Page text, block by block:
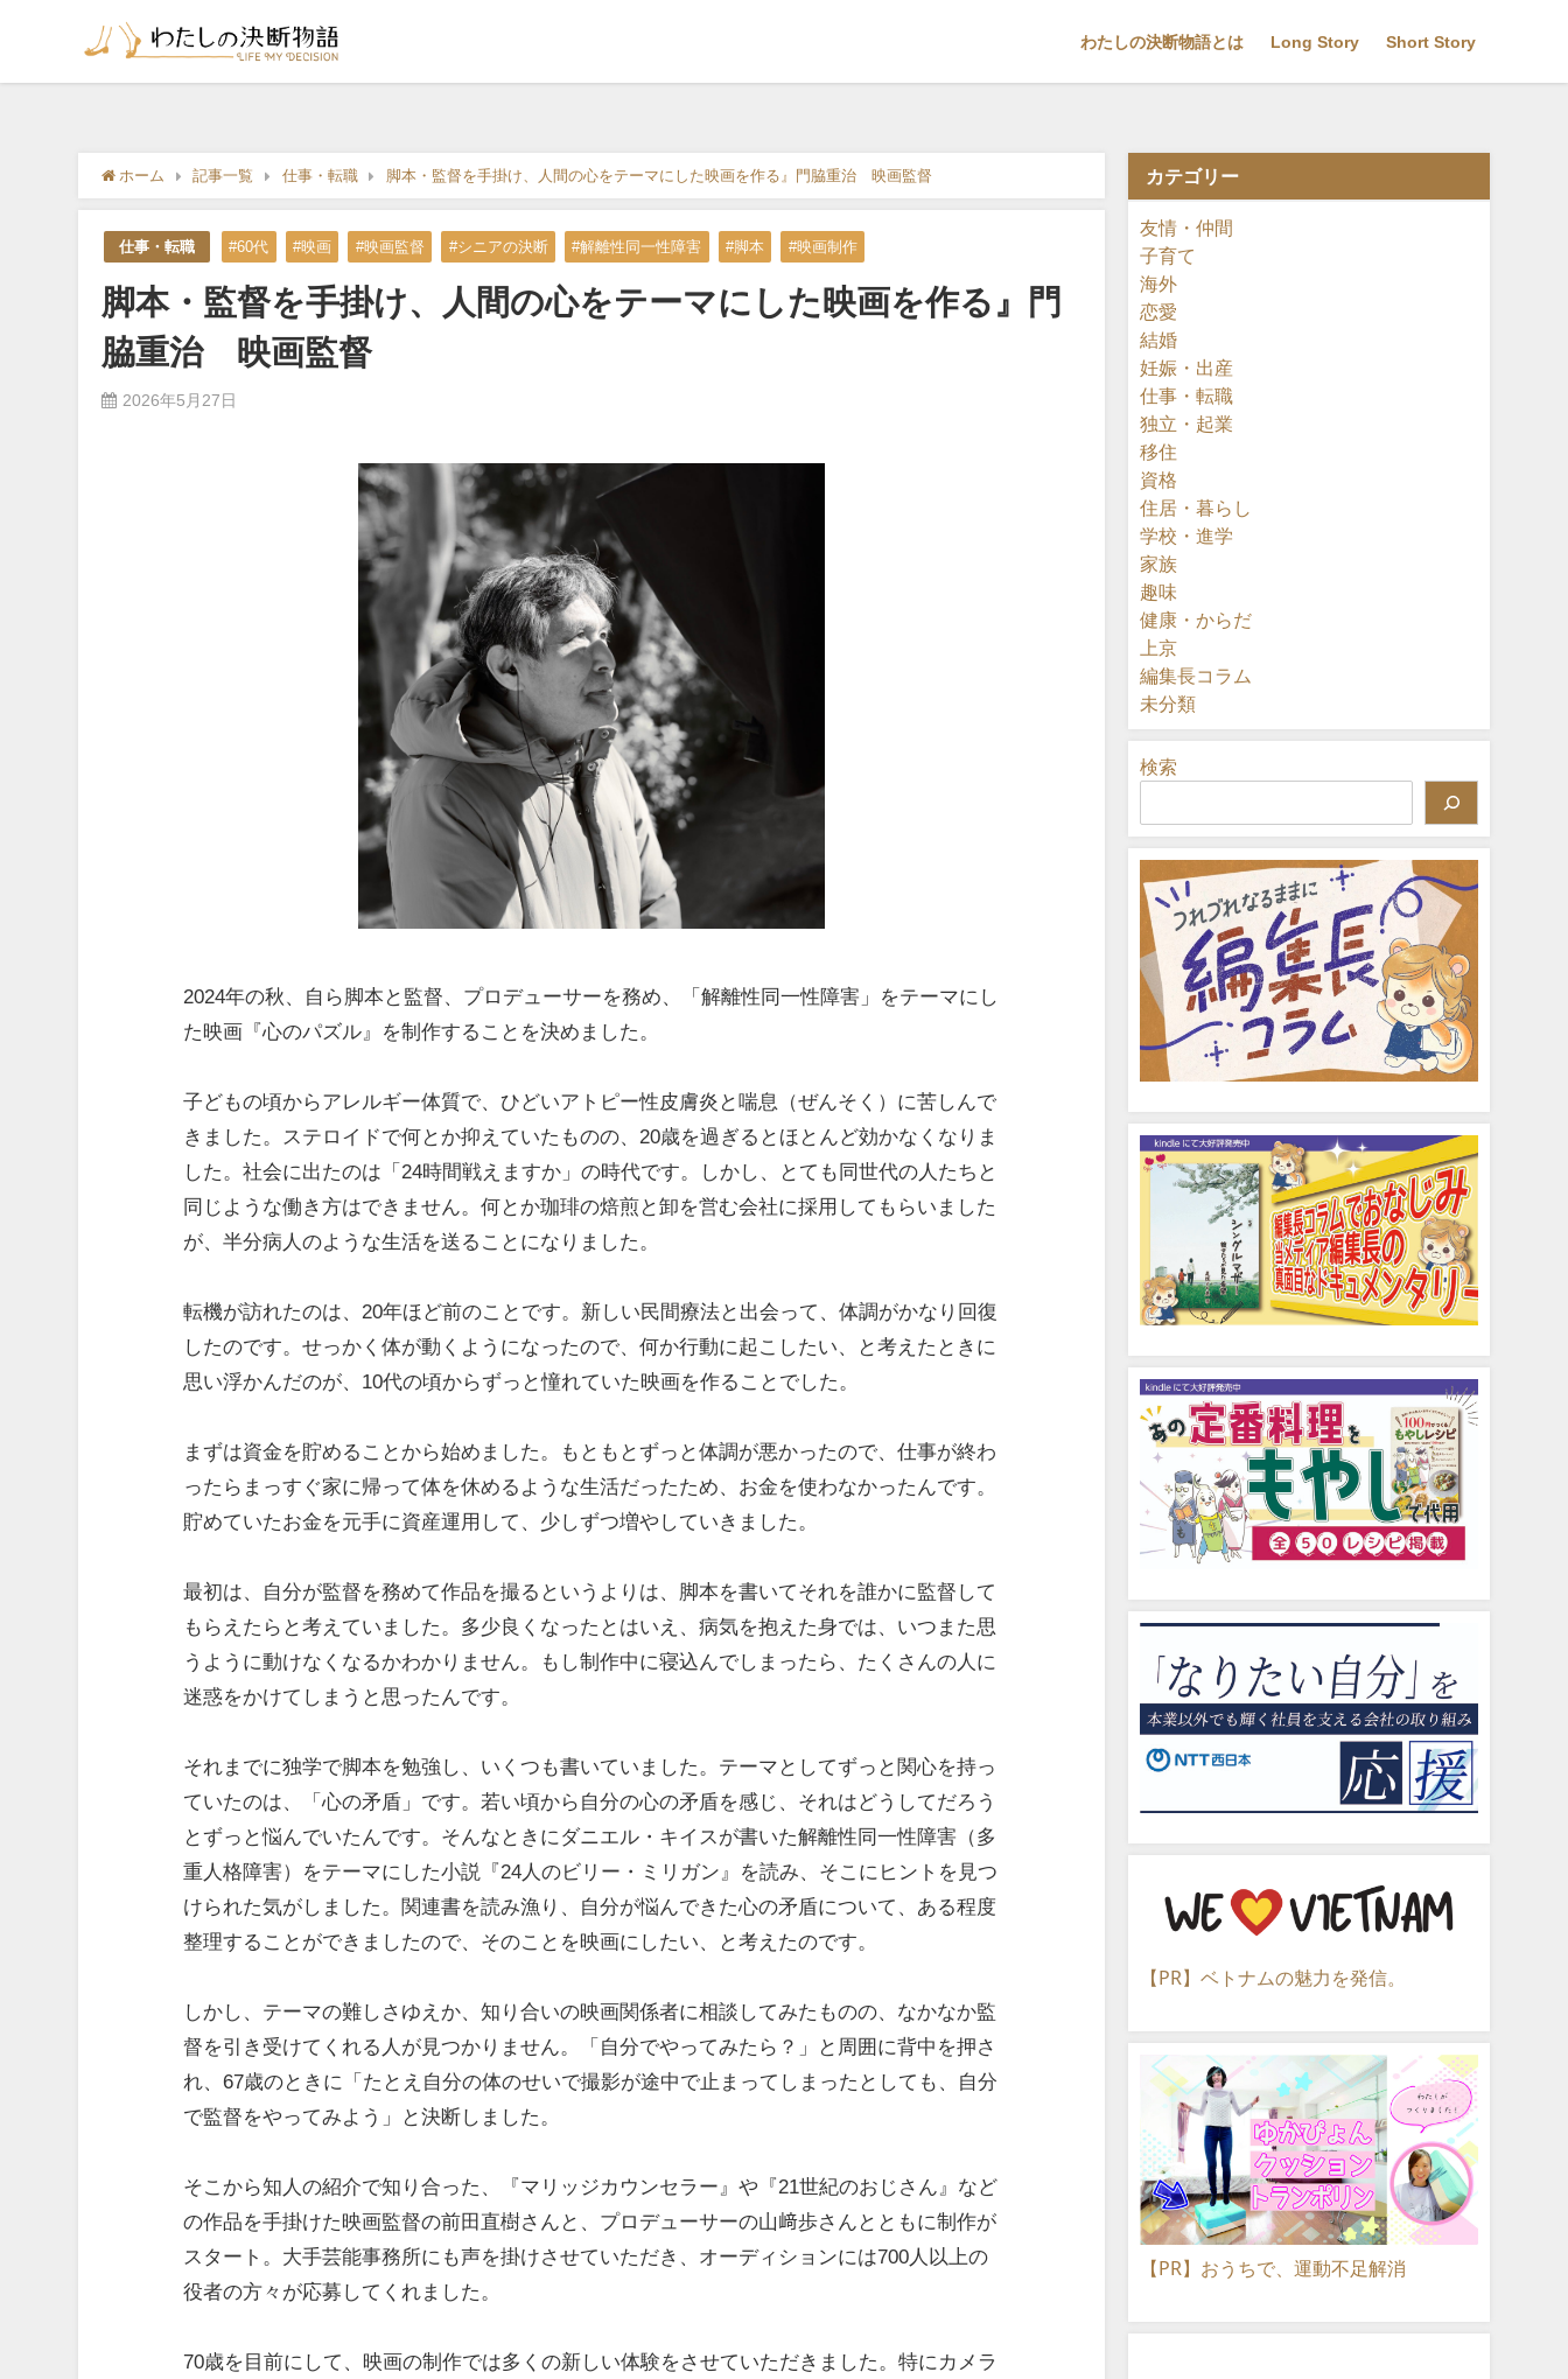
わたしの決断物語とは Long Story Short Story
ホーム 記事一覧 仕事・転職 脚本・監督を手掛け、人間の心をテーマにした映画を作る』門脇重治 映画監督
仕事・転職 #60代 #映画 #映画監督 #シニアの決断 #解離性同一性障害 #脚本 #映画制作
脚本・監督を手掛け、人間の心をテーマにした映画を作る』門
脇重治 映画監督
2026年5月27日
2024年の秋、自ら脚本と監督、プロデューサーを務め、「解離性同一性障害」をテーマにし
た映画『心のパズル』を制作することを決めました。
子どもの頃からアレルギー体質で、ひどいアトピー性皮膚炎と喘息（ぜんそく）に苦しんで
きました。ステロイドで何とか抑えていたものの、20歳を過ぎるとほとんど効かなくなりま
した。社会に出たのは「24時間戦えますか」の時代です。しかし、とても同世代の人たちと
同じような働き方はできません。何とか珈琲の焙煎と卸を営む会社に採用してもらいました
が、半分病人のような生活を送ることになりました。
転機が訪れたのは、20年ほど前のことです。新しい民間療法と出会って、体調がかなり回復
したのです。せっかく体が動くようになったので、何か行動に起こしたい、と考えたときに
思い浮かんだのが、10代の頃からずっと憧れていた映画を作ることでした。
まずは資金を貯めることから始めました。もともとずっと体調が悪かったので、仕事が終わ
ったらまっすぐ家に帰って体を休めるような生活だったため、お金を使わなかったんです。
貯めていたお金を元手に資産運用して、少しずつ増やしていきました。
最初は、自分が監督を務めて作品を撮るというよりは、脚本を書いてそれを誰かに監督して
もらえたらと考えていました。多少良くなったとはいえ、病気を抱えた身では、いつまた思
うように動けなくなるかわかりません。もし制作中に寝込んでしまったら、たくさんの人に
迷惑をかけてしまうと思ったんです。
それまでに独学で脚本を勉強し、いくつも書いていました。テーマとしてずっと関心を持っ
ていたのは、「心の矛盾」です。若い頃から自分の心の矛盾を感じ、それはどうしてだろう
とずっと悩んでいたんです。そんなときにダニエル・キイスが書いた解離性同一性障害（多
重人格障害）をテーマにした小説『24人のビリー・ミリガン』を読み、そこにヒントを見つ
けられた気がしました。関連書を読み漁り、自分が悩んできた心の矛盾について、ある程度
整理することができましたので、そのことを映画にしたい、と考えたのです。
しかし、テーマの難しさゆえか、知り合いの映画関係者に相談してみたものの、なかなか監
督を引き受けてくれる人が見つかりません。「自分でやってみたら？」と周囲に背中を押さ
れ、67歳のときに「たとえ自分の体のせいで撮影が途中で止まってしまったとしても、自分
で監督をやってみよう」と決断しました。
そこから知人の紹介で知り合った、『マリッジカウンセラー』や『21世紀のおじさん』など
の作品を手掛けた映画監督の前田直樹さんと、プロデューサーの山﨑歩さんとともに制作が
スタート。大手芸能事務所にも声を掛けさせていただき、オーディションには700人以上の
役者の方々が応募してくれました。
70歳を目前にして、映画の制作では多くの新しい体験をさせていただきました。特にカメラ
カテゴリー
友情・仲間
子育て
海外
恋愛
結婚
妊娠・出産
仕事・転職
独立・起業
移住
資格
住居・暮らし
学校・進学
家族
趣味
健康・からだ
上京
編集長コラム
未分類
検索
【PR】ベトナムの魅力を発信。
【PR】おうちで、運動不足解消